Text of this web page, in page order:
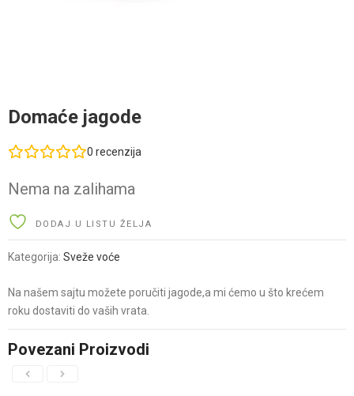
Domaće jagode
0 recenzija
Nema na zalihama
DODAJ U LISTU ŽELJA
Kategorija: Sveže voće
Na našem sajtu možete poručiti jagode,a mi ćemo u što krećem
roku dostaviti do vaših vrata.
Povezani Proizvodi